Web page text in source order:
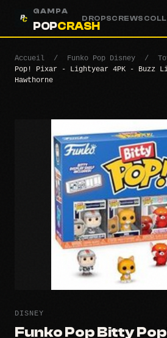
GAMPA
POPCRASH
DROPSCREWS
Accueil / Funko Pop Disney /
Pop! Pixar - Lightyear 4PK - Buzz
Hawthorne
DISNEY
Funko Pop Bitty